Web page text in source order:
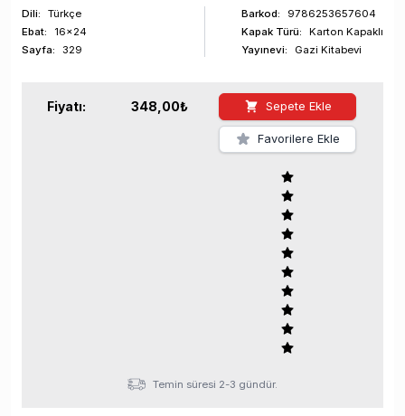
Dili:
Türkçe
Ebat:
16x24
Sayfa: 329
Barkod:
9786253657604
Kapak Türü:
Karton Kapaklı
Yayınevi:
Gazi Kitabevi
Fiyatı: 348,00₺ Sepete Ekle
Favorilere Ekle
Temin süresi 2-3 gündür.